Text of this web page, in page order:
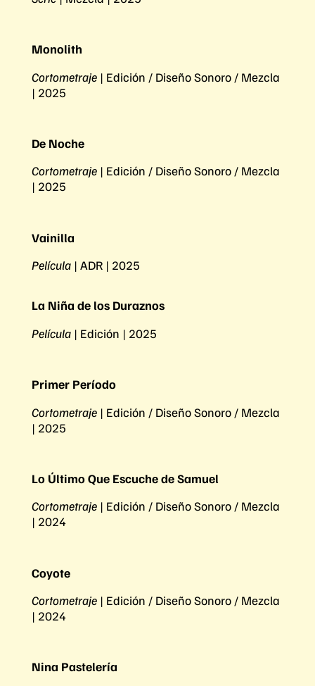
Monolith
Cortometraje | Edición / Diseño Sonoro / Mezcla
| 2025
De Noche
Cortometraje | Edición / Diseño Sonoro / Mezcla
| 2025
Vainilla
Película | ADR | 2025
La Niña de los Duraznos
Película | Edición | 2025
Primer Período
Cortometraje | Edición / Diseño Sonoro / Mezcla
| 2025
Lo Último Que Escuche de Samuel
Cortometraje | Edición / Diseño Sonoro / Mezcla
| 2024
Coyote
Cortometraje | Edición / Diseño Sonoro / Mezcla
| 2024
Nina Pastelería